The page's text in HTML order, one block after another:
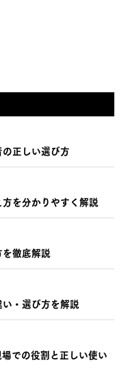
正しい選び方
を分かりやすく解説
徹底解説
・選び方を解説
での役割と正しい使い